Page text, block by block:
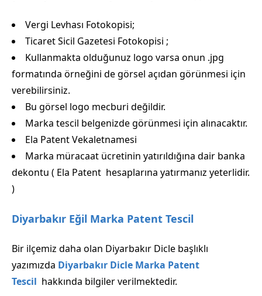
Vergi Levhası Fotokopisi;
Ticaret Sicil Gazetesi Fotokopisi ;
Kullanmakta olduğunuz logo varsa onun .jpg
formatında örneğini de görsel açıdan görünmesi için
verebilirsiniz.
Bu görsel logo mecburi değildir.
Marka tescil belgenizde görünmesi için alınacaktır.
Ela Patent Vekaletnamesi
Marka müracaat ücretinin yatırıldığına dair banka
dekontu ( Ela Patent hesaplarına yatırmanız yeterlidir.
)
Diyarbakır Eğil Marka Patent Tescil
Bir ilçemiz daha olan Diyarbakır Dicle başlıklı
yazımızda Diyarbakır Dicle Marka Patent
Tescil hakkında bilgiler verilmektedir.